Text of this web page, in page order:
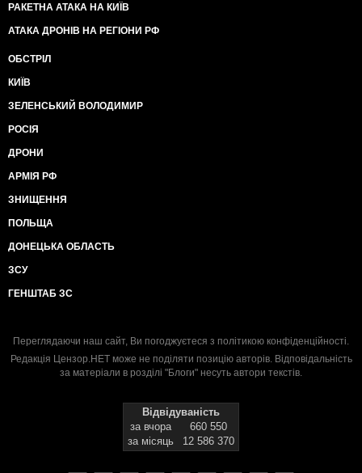
РАКЕТНА АТАКА НА КИЇВ
АТАКА ДРОНІВ НА РЕГІОНИ РФ
ОБСТРІЛ
КИЇВ
ЗЕЛЕНСЬКИЙ ВОЛОДИМИР
РОСІЯ
ДРОНИ
АРМІЯ РФ
ЗНИЩЕННЯ
ПОЛЬЩА
ДОНЕЦЬКА ОБЛАСТЬ
ЗСУ
ГЕНШТАБ ЗС
Переглядаючи наш сайт, Ви погоджуєтеся з політикою конфіденційності.
Редакція Цензор.НЕТ може не поділяти позицію авторів. Відповідальність
за матеріали в розділі "Блоги" несуть автори текстів.
Відвідуваність
за вчора
660 550
за місяць
12 586 370